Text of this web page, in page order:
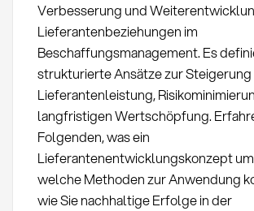
Verbesserung und
Lieferantenbeziehungen im
Beschaffungsmanagement. Es
strukturierte Ansätze zur
Lieferantenleistung,
langfristigen Wertschöpfung.
Folgenden, was ein
Lieferantenentwicklungskonzept
welche Methoden zur Anwendung
wie Sie nachhaltige Erfolge in der